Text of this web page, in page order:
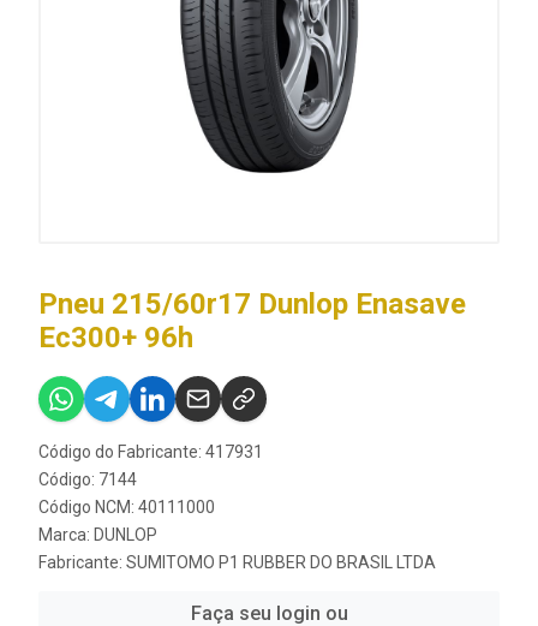
Pneu 215/60r17 Dunlop Enasave
Ec300+ 96h
Código do Fabricante: 417931
Código: 7144
Código NCM: 40111000
Marca: DUNLOP
Fabricante: SUMITOMO P1 RUBBER DO BRASIL LTDA
Faça seu login ou